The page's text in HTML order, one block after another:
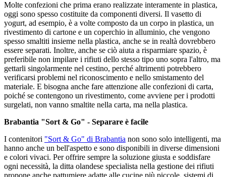
Molte confezioni che prima erano realizzate interamente in plastica,
oggi sono spesso costituite da componenti diversi. Il vasetto di
yogurt, ad esempio, è a volte composto da un corpo in plastica, un
rivestimento di cartone e un coperchio in alluminio, che vengono
spesso smaltiti insieme nella plastica, anche se in realtà dovrebbero
essere separati. Inoltre, anche se ciò aiuta a risparmiare spazio, è
preferibile non impilare i rifiuti dello stesso tipo uno sopra l'altro, ma
gettarli singolarmente nel cestino, perché altrimenti potrebbero
verificarsi problemi nel riconoscimento e nello smistamento del
materiale. E bisogna anche fare attenzione alle confezioni di carta,
poiché se contengono un rivestimento, come avviene per i prodotti
surgelati, non vanno smaltite nella carta, ma nella plastica.
Brabantia "Sort & Go" - Separare è facile
I contenitori "Sort & Go" di Brabantia non sono solo intelligenti, ma
hanno anche un bell'aspetto e sono disponibili in diverse dimensioni
e colori vivaci. Per offrire sempre la soluzione giusta e soddisfare
ogni necessità, la ditta olandese specialista nella gestione dei rifiuti
propone anche pattumiere adatte alle cucine più piccole, sistemi di